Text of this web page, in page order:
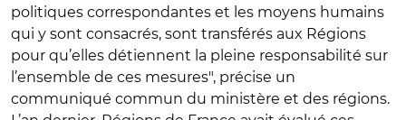
politiques correspondantes et les moyens humains
qui y sont consacrés, sont transférés aux Régions
pour qu’elles détiennent la pleine responsabilité sur
l’ensemble de ces mesures", précise un
communiqué commun du ministère et des régions.